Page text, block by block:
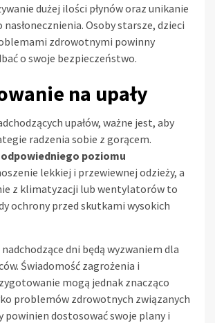
dużej ilości płynów oraz unikanie
Osoby starsze, dzieci
zdrowotnymi powinny
o swoje bezpieczeństwo.
na upały
upałów, ważne jest, aby
radzenia sobie z gorącem.
poziomu
lekkiej i przewiewnej odzieży, a
z klimatyzacji lub wentylatorów to
ochrony przed skutkami wysokich
dni będą wyzwaniem dla
Świadomość zagrożenia i
mogą jednak znacząco
problemów zdrowotnych związanych
powinien dostosować swoje plany i